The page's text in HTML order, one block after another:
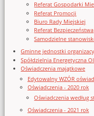
Referat Gospodarki
Referat Promocji
Biuro Rady Miejskiej
Referat Bezpieczeństwa
Samodzielne
Gminne jednostki
Spółdzielnia Energetyczna
Oświadczenia majątkowe
Edytowalny WZÓR
Oświadczenia - 2020 rok
Oświadczenia według
Oświadczenia - 2021 rok